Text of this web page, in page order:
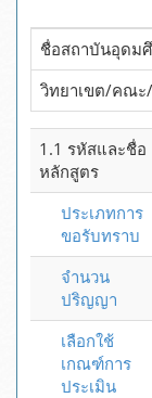
ชื่อสถาบันอุดม
วิทยาเขต/คณะ
1.1 รหัสและชื่อ
หลักสูตร
ประเภทการ
ขอรับทราบ
จำนวน
ปริญญา
เลือกใช้
เกณฑ์การ
ประเมิน